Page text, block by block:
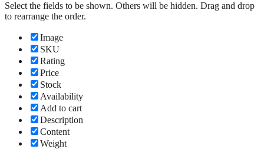
Select the fields to be shown. Others will be hidden. Drag and drop
to rearrange the order.
Image
SKU
Rating
Price
Stock
Availability
Add to cart
Description
Content
Weight